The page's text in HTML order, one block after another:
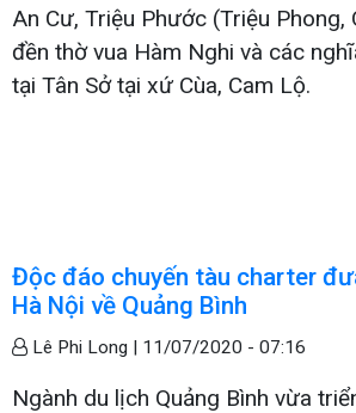
An Cư, Triệu Phước (Triệu Phong,
đền thờ vua Hàm Nghi và các
tại Tân Sở tại xứ Cùa, Cam Lộ.
Độc đáo chuyến tàu charter
Hà Nội về Quảng Bình
Lê Phi Long | 11/07/2020 - 07:16
Ngành du lịch Quảng Bình vừa